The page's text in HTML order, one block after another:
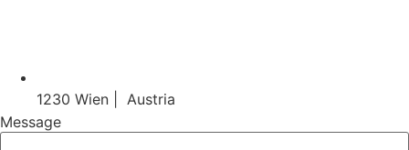
1230 Wien | Austria
Message